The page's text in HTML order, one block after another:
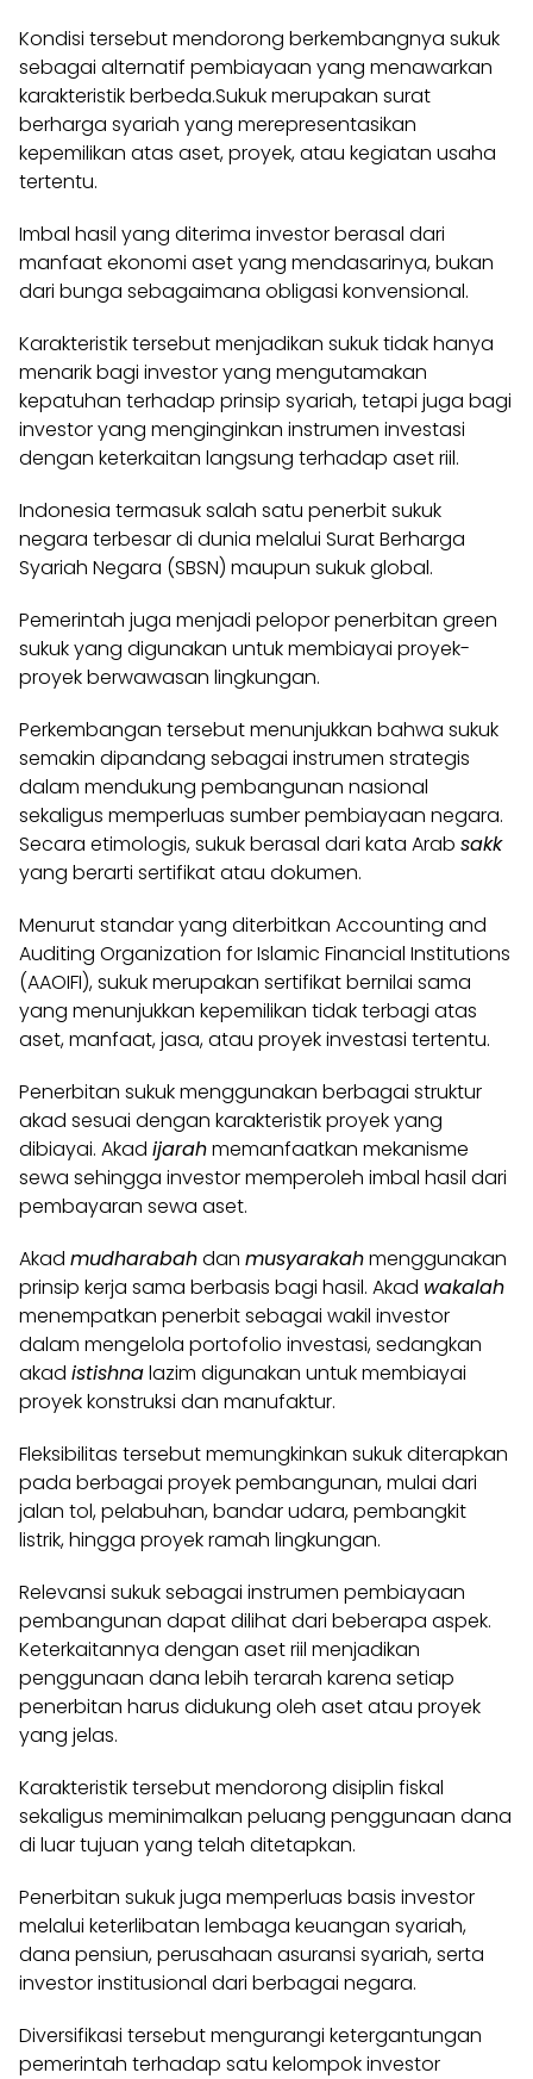
Kondisi tersebut mendorong berkembangnya sukuk
sebagai alternatif pembiayaan yang menawarkan
karakteristik berbeda.Sukuk merupakan surat
berharga syariah yang merepresentasikan
kepemilikan atas aset, proyek, atau kegiatan usaha
tertentu.
Imbal hasil yang diterima investor berasal dari
manfaat ekonomi aset yang mendasarinya, bukan
dari bunga sebagaimana obligasi konvensional.
Karakteristik tersebut menjadikan sukuk tidak hanya
menarik bagi investor yang mengutamakan
kepatuhan terhadap prinsip syariah, tetapi juga bagi
investor yang menginginkan instrumen investasi
dengan keterkaitan langsung terhadap aset riil.
Indonesia termasuk salah satu penerbit sukuk
negara terbesar di dunia melalui Surat Berharga
Syariah Negara (SBSN) maupun sukuk global.
Pemerintah juga menjadi pelopor penerbitan green
sukuk yang digunakan untuk membiayai proyek-
proyek berwawasan lingkungan.
Perkembangan tersebut menunjukkan bahwa sukuk
semakin dipandang sebagai instrumen strategis
dalam mendukung pembangunan nasional
sekaligus memperluas sumber pembiayaan negara.
Secara etimologis, sukuk berasal dari kata Arab sakk
yang berarti sertifikat atau dokumen.
Menurut standar yang diterbitkan Accounting and
Auditing Organization for Islamic Financial Institutions
(AAOIFI), sukuk merupakan sertifikat bernilai sama
yang menunjukkan kepemilikan tidak terbagi atas
aset, manfaat, jasa, atau proyek investasi tertentu.
Penerbitan sukuk menggunakan berbagai struktur
akad sesuai dengan karakteristik proyek yang
dibiayai. Akad ijarahmemanfaatkan mekanisme
sewa sehingga investor memperoleh imbal hasil dari
pembayaran sewa aset.
Akad mudharabahdan musyarakahmenggunakan
prinsip kerja sama berbasis bagi hasil. Akad wakalah
menempatkan penerbit sebagai wakil investor
dalam mengelola portofolio investasi, sedangkan
akad istishnalazim digunakan untuk membiayai
proyek konstruksi dan manufaktur.
Fleksibilitas tersebut memungkinkan sukuk diterapkan
pada berbagai proyek pembangunan, mulai dari
jalan tol, pelabuhan, bandar udara, pembangkit
listrik, hingga proyek ramah lingkungan.
Relevansi sukuk sebagai instrumen pembiayaan
pembangunan dapat dilihat dari beberapa aspek.
Keterkaitannya dengan aset riil menjadikan
penggunaan dana lebih terarah karena setiap
penerbitan harus didukung oleh aset atau proyek
yang jelas.
Karakteristik tersebut mendorong disiplin fiskal
sekaligus meminimalkan peluang penggunaan dana
di luar tujuan yang telah ditetapkan.
Penerbitan sukuk juga memperluas basis investor
melalui keterlibatan lembaga keuangan syariah,
dana pensiun, perusahaan asuransi syariah, serta
investor institusional dari berbagai negara.
Diversifikasi tersebut mengurangi ketergantungan
pemerintah terhadap satu kelompok investor